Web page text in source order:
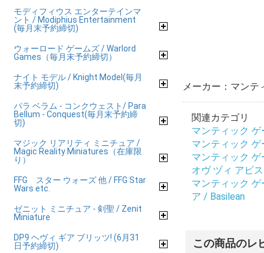
モディフィウス エンターテインマ
ント / Modiphius Entertainment
(毎月末予約締切)
ウォーロード ゲームズ / Warlord
Games（毎月末予約締切）
ナイト モデル / Knight Model(毎月
末予約締切)
パラ ベラム - コンクウェスト/ Para
Bellum - Conquest(毎月末予約締
切)
マジック リアリティ ミニチュア /
Magic Reality Miniatures（在庫限
り）
FFG スター ウォーズ 他 / FFG Star
Wars etc.
ゼニット ミニチュア - 剣聖 / Zenit
Miniature
DP9 ヘヴィ ギア ブリッツ! (6月31
日予約締切)
メーカー：マンテ
関連カテゴリ
マンティック
マンティック
マンティック
オヴ ヅィ アビ
マンティック
ア / Basilean
この商品のレ